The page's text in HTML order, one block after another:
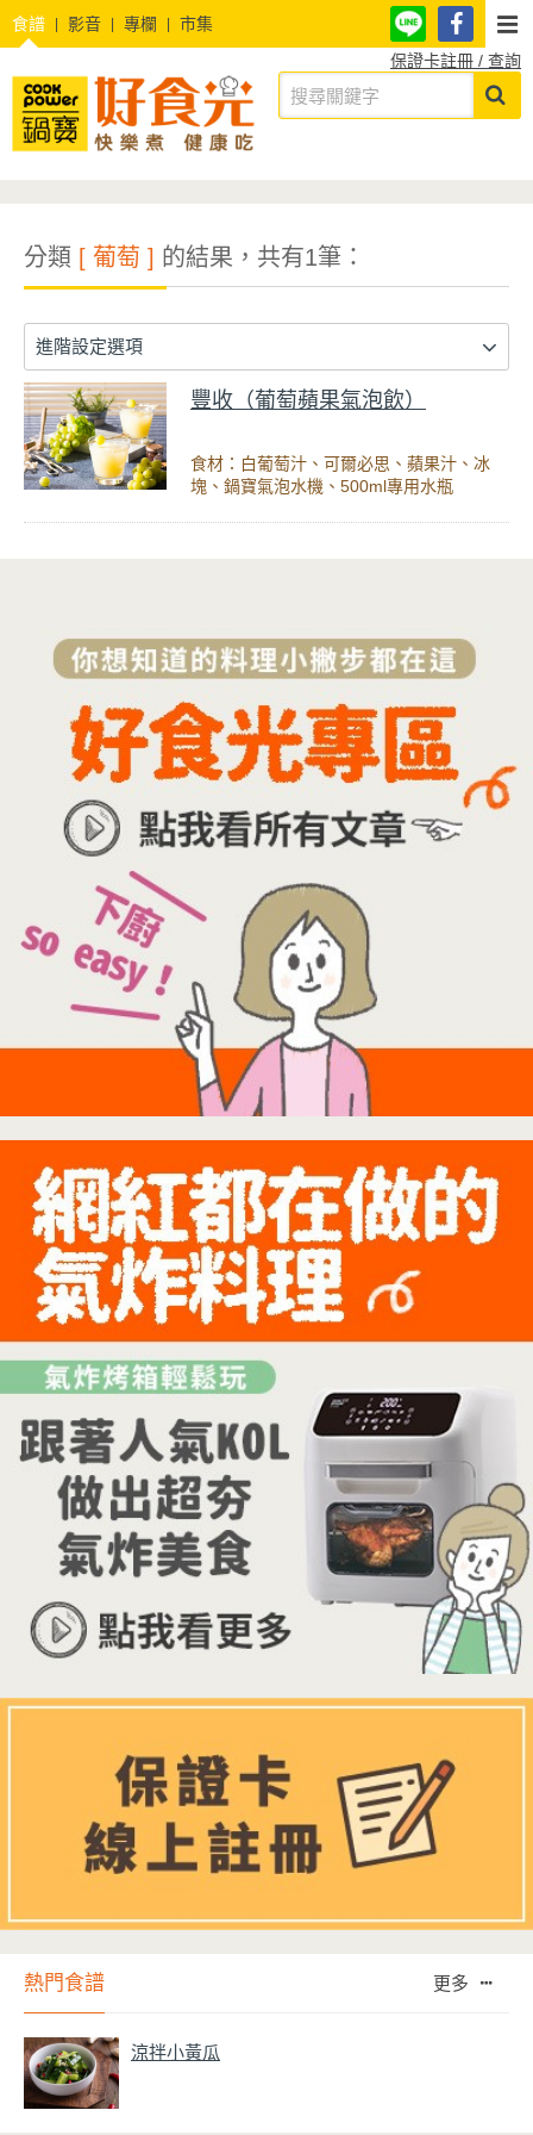
食譜 影音 專欄
市集
保證卡註冊 / 查詢
分類 [ 葡萄 ] 的結果，共有1筆：
進階設定選項
豐收（葡萄蘋果氣泡飲）
食材：白葡萄汁、可爾必思、蘋果汁、冰
塊、鍋寶氣泡水機、500ml專用水瓶
熱門食譜 更多
涼拌小黃瓜